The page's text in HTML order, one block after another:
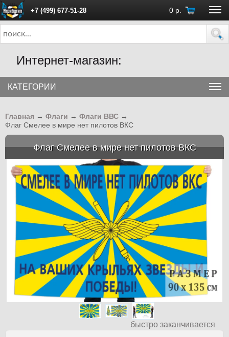
+7 (499) 677-51-28 0 р.
ПН - ПТ с 10:00 до 18:00 (Москва)
Интернет-магазин:
КАТЕГОРИИ
Главная → Флаги → Флаги ВВС →
Флаг Смелее в мире нет пилотов ВКС
Флаг Смелее в мире нет пилотов ВКС
быстро заканчивается